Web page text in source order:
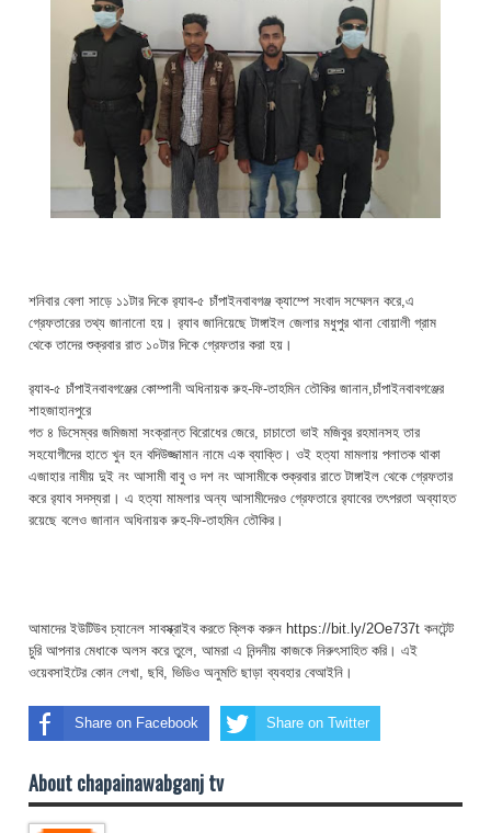
শনিবার বেলা সাড়ে ১১টার দিকে র‌্যাব-৫ চাঁপাইনবাবগঞ্জ ক্যাম্পে সংবাদ সম্মেলন করে,এ
গ্রেফতারের তথ্য জানানো হয়। র‌্যাব জানিয়েছে টাঙ্গাইল জেলার মধুপুর থানা বোয়ালী গ্রাম
থেকে তাদের শুক্রবার রাত ১০টার দিকে গ্রেফতার করা হয়।
র‌্যাব-৫ চাঁপাইনবাবগঞ্জের কোম্পানী অধিনায়ক রুহ-ফি-তাহমিন তৌকির জানান,চাঁপাইনবাবগঞ্জের
শাহজাহানপুরে
গত ৪ ডিসেম্বর জমিজমা সংক্রান্ত বিরোধের জেরে, চাচাতো ভাই মজিবুর রহমানসহ তার
সহযোগীদের হাতে খুন হন বদিউজ্জামান নামে এক ব্যাক্তি। ওই হত্যা মামলায় পলাতক থাকা
এজাহার নামীয় দুই নং আসামী বাবু ও দশ নং আসামীকে শুক্রবার রাতে টাঙ্গাইল থেকে গ্রেফতার
করে র‌্যাব সদস্যরা। এ হত্যা মামলার অন্য আসামীদেরও গ্রেফতারে র‌্যাবের তৎপরতা অব্যাহত
রয়েছে বলেও জানান অধিনায়ক রুহ-ফি-তাহমিন তৌকির।
আমাদের ইউটিউব চ্যানেল সাবস্ক্রাইব করতে ক্লিক করুন https://bit.ly/2Oe737t কনটেন্ট
চুরি আপনার মেধাকে অলস করে তুলে, আমরা এ নিন্দনীয় কাজকে নিরুৎসাহিত করি। এই
ওয়েবসাইটের কোন লেখা, ছবি, ভিডিও অনুমতি ছাড়া ব্যবহার বেআইনি।
Share on Facebook Share on Twitter
About chapainawabganj tv